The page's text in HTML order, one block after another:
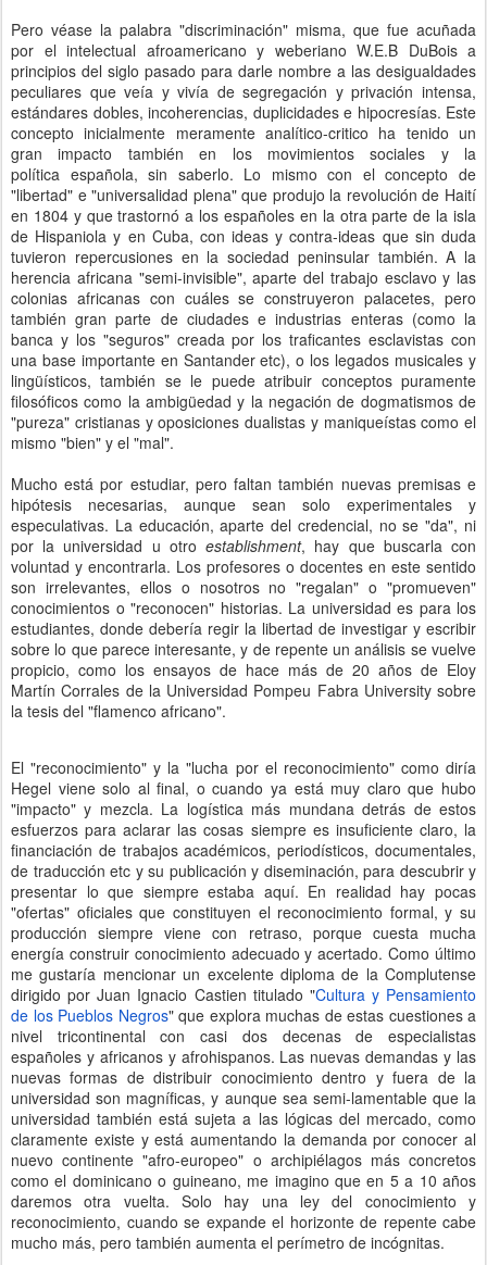
Pero véase la palabra "discriminación" misma, que fue acuñada
por el intelectual afroamericano y weberiano W.E.B DuBois a
principios del siglo pasado para darle nombre a las desigualdades
peculiares que veía y vivía de segregación y privación intensa,
estándares dobles, incoherencias, duplicidades e hipocresías. Este
concepto inicialmente meramente analítico-critico ha tenido un
gran impacto también en los movimientos sociales y la
política española, sin saberlo. Lo mismo con el concepto de
"libertad" e "universalidad plena" que produjo la revolución de Haití
en 1804 y que trastornó a los españoles en la otra parte de la isla
de Hispaniola y en Cuba, con ideas y contra-ideas que sin duda
tuvieron repercusiones en la sociedad peninsular también. A la
herencia africana "semi-invisible", aparte del trabajo esclavo y las
colonias africanas con cuáles se construyeron palacetes, pero
también gran parte de ciudades e industrias enteras (como la
banca y los "seguros" creada por los traficantes esclavistas con
una base importante en Santander etc), o los legados musicales y
lingüísticos, también se le puede atribuir conceptos puramente
filosóficos como la ambigüedad y la negación de dogmatismos de
"pureza" cristianas y oposiciones dualistas y maniqueístas como el
mismo "bien" y el "mal".
Mucho está por estudiar, pero faltan también nuevas premisas e
hipótesis necesarias, aunque sean solo experimentales y
especulativas. La educación, aparte del credencial, no se "da", ni
por la universidad u otroestablishment, hay que buscarla con
voluntad y encontrarla. Los profesores o docentes en este sentido
son irrelevantes, ellos o nosotros no "regalan" o "promueven"
conocimientos o "reconocen" historias. La universidad es para los
estudiantes, donde debería regir la libertad de investigar y escribir
sobre lo que parece interesante, y de repente un análisis se vuelve
propicio, como los ensayos de hace más de 20 años de Eloy
Martín Corrales de la Universidad Pompeu Fabra University sobre
la tesis del "flamenco africano".
El "reconocimiento" y la "lucha por el reconocimiento" como diría
Hegel viene solo al final, o cuando ya está muy claro que hubo
"impacto" y mezcla. La logística más mundana detrás de estos
esfuerzos para aclarar las cosas siempre es insuficiente claro, la
financiación de trabajos académicos, periodísticos, documentales,
de traducción etc y su publicación y diseminación, para descubrir y
presentar lo que siempre estaba aquí. En realidad hay pocas
"ofertas" oficiales que constituyen el reconocimiento formal, y su
producción siempre viene con retraso, porque cuesta mucha
energía construir conocimiento adecuado y acertado. Como último
me gustaría mencionar un excelente diploma de la Complutense
dirigido por Juan Ignacio Castien titulado "Cultura y Pensamiento
de los Pueblos Negros" que explora muchas de estas cuestiones a
nivel tricontinental con casi dos decenas de especialistas
españoles y africanos y afrohispanos. Las nuevas demandas y las
nuevas formas de distribuir conocimiento dentro y fuera de la
universidad son magníficas, y aunque sea semi-lamentable que la
universidad también está sujeta a las lógicas del mercado, como
claramente existe y está aumentando la demanda por conocer al
nuevo continente "afro-europeo" o archipiélagos más concretos
como el dominicano o guineano, me imagino que en 5 a 10 años
daremos otra vuelta. Solo hay una ley del conocimiento y
reconocimiento, cuando se expande el horizonte de repente cabe
mucho más, pero también aumenta el perímetro de incógnitas.